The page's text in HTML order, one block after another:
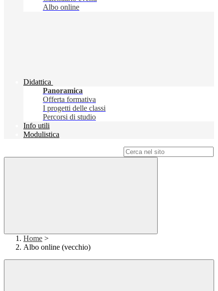
Albo online
Didattica
Panoramica
Offerta formativa
I progetti delle classi
Percorsi di studio
Info utili
Modulistica
Home >
Albo online (vecchio)